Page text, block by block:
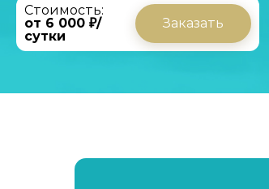
Стоимость:
от 6 000 ₽/
сутки
Заказать